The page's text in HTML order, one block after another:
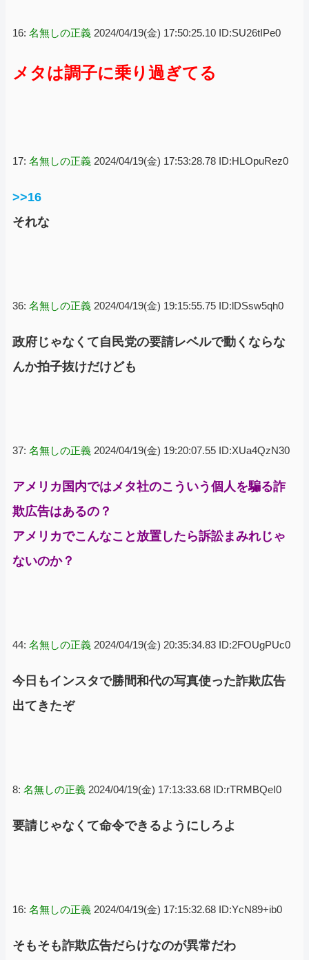
16: 名無しの正義 2024/04/19(金) 17:50:25.10 ID:SU26tIPe0
メタは調子に乗り過ぎてる
17: 名無しの正義 2024/04/19(金) 17:53:28.78 ID:HLOpuRez0
>>16
それな
36: 名無しの正義 2024/04/19(金) 19:15:55.75 ID:lDSsw5qh0
政府じゃなくて自民党の要請レベルで動くならな
んか拍子抜けだけども
37: 名無しの正義 2024/04/19(金) 19:20:07.55 ID:XUa4QzN30
アメリカ国内ではメタ社のこういう個人を騙る詐
欺広告はあるの？
アメリカでこんなこと放置したら訴訟まみれじゃ
ないのか？
44: 名無しの正義 2024/04/19(金) 20:35:34.83 ID:2FOUgPUc0
今日もインスタで勝間和代の写真使った詐欺広告
出てきたぞ
8: 名無しの正義 2024/04/19(金) 17:13:33.68 ID:rTRMBQeI0
要請じゃなくて命令できるようにしろよ
16: 名無しの正義 2024/04/19(金) 17:15:32.68 ID:YcN89+ib0
そもそも詐欺広告だらけなのが異常だわ